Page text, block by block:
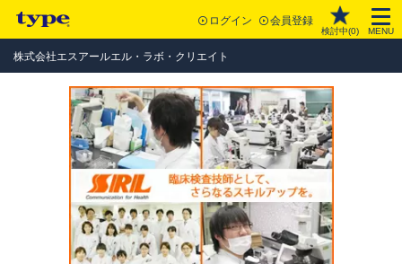
ログイン 会員登録
検討中(0) MENU
株式会社エスアールエル・ラボ・クリエイト